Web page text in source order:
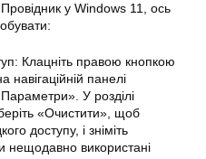
у Windows 11, ось
Клацніть правою кнопкою
панелі
У розділі
«Очистити», щоб
доступу, і зніміть
нещодавно використані